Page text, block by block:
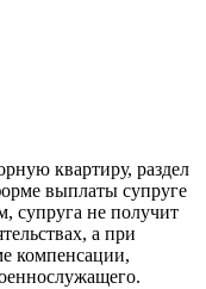
квартиру, раздел
выплаты супруге
супруга не получит
а при
компенсации,